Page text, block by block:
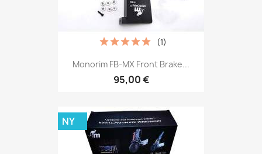
Monorim FB-MX Front Brake...
95,00 €
(1)
NY